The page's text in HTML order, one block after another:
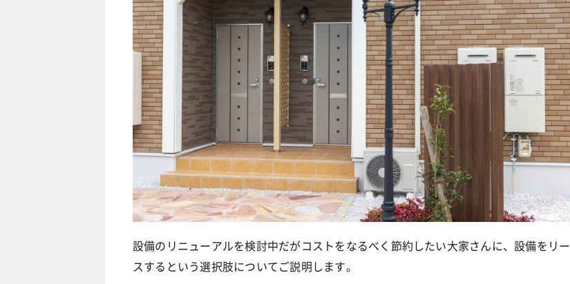
設備のリニューアルを検討中だがコストをなるべく節約したい大家さんに、設備をリー
スするという選択肢についてご説明します。